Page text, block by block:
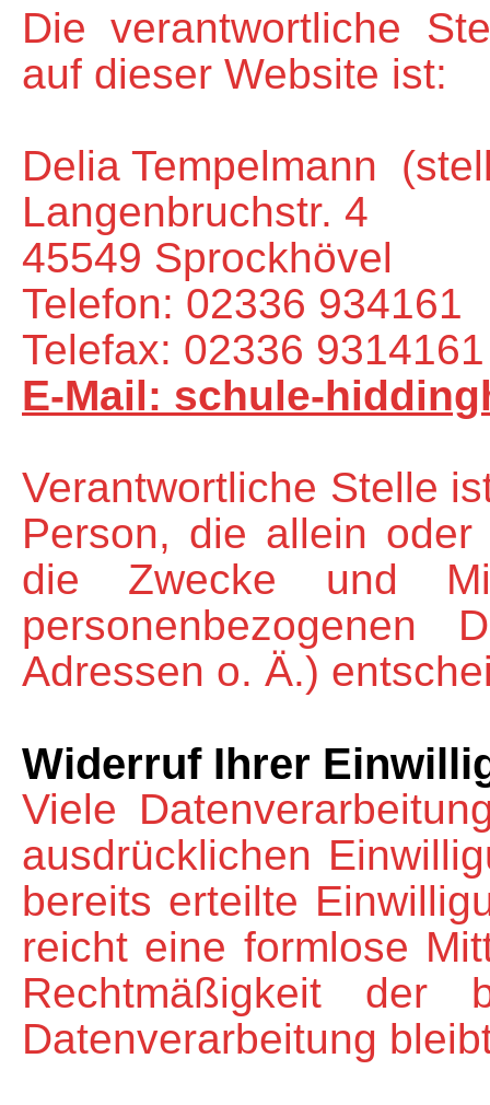
Die verantwortliche
auf dieser Website ist:
Delia Tempelmann
Langenbruchstr. 4
45549 Sprockhövel
Telefon: 02336 934161
Telefax: 02336 9314161
E-Mail: schule-
Verantwortliche Stelle
Person, die allein
die Zwecke und
personenbezogenen
Adressen o. Ä.)
Widerruf Ihrer
Viele
ausdrücklichen
bereits erteilte
reicht eine formlose
Rechtmäßigkeit der
Datenverarbeitung